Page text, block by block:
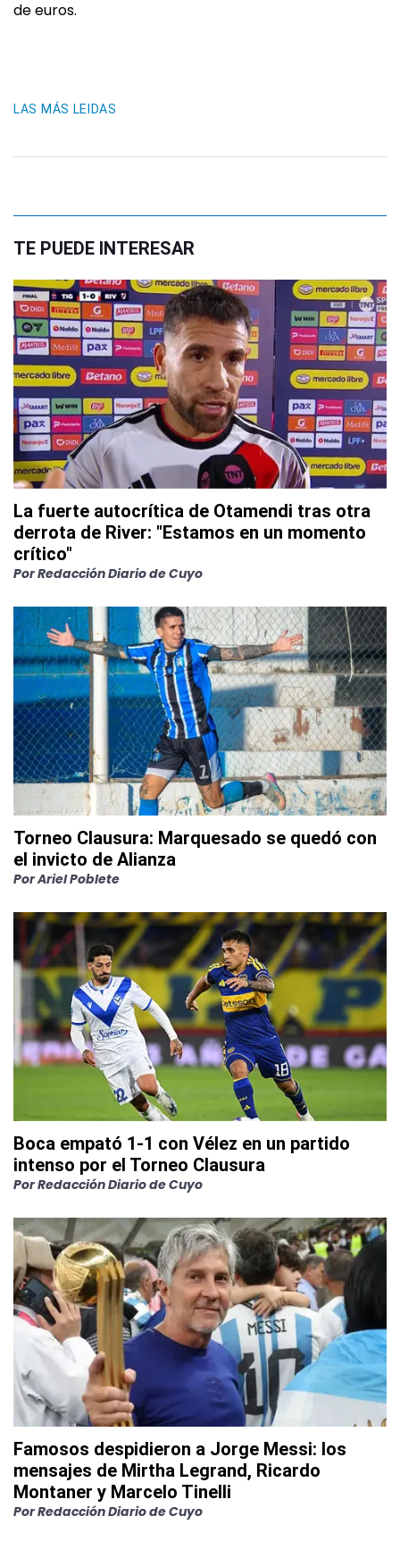
de euros.
LAS MÁS LEIDAS
TE PUEDE INTERESAR
La fuerte autocrítica de Otamendi tras otra
derrota de River: "Estamos en un momento
crítico"
PorRedacción Diario de Cuyo
Torneo Clausura: Marquesado se quedó con
el invicto de Alianza
PorAriel Poblete
Boca empató 1-1 con Vélez en un partido
intenso por el Torneo Clausura
PorRedacción Diario de Cuyo
Famosos despidieron a Jorge Messi: los
mensajes de Mirtha Legrand, Ricardo
Montaner y Marcelo Tinelli
PorRedacción Diario de Cuyo